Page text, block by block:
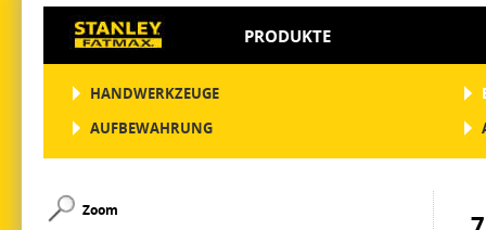
PRODUKTE
HANDWERKZEUGE
AUFBEWAHRUNG
Zoom